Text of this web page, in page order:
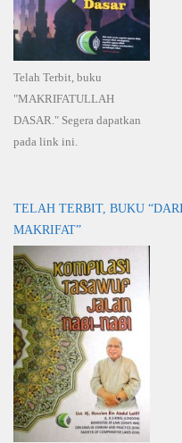
Telah Terbit, buku
"MAKRIFATULLAH
DASAR." Segera dapatkan
pada link ini.
TELAH TERBIT, BUKU
MAKRIFAT”